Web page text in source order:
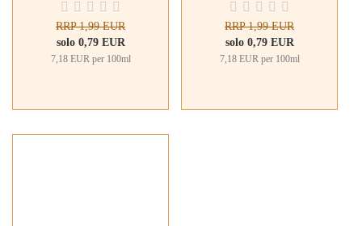
RRP 1,99 EUR
solo 0,79 EUR
7,18 EUR per 100ml
RRP 1,99 EUR
solo 0,79 EUR
7,18 EUR per 100ml